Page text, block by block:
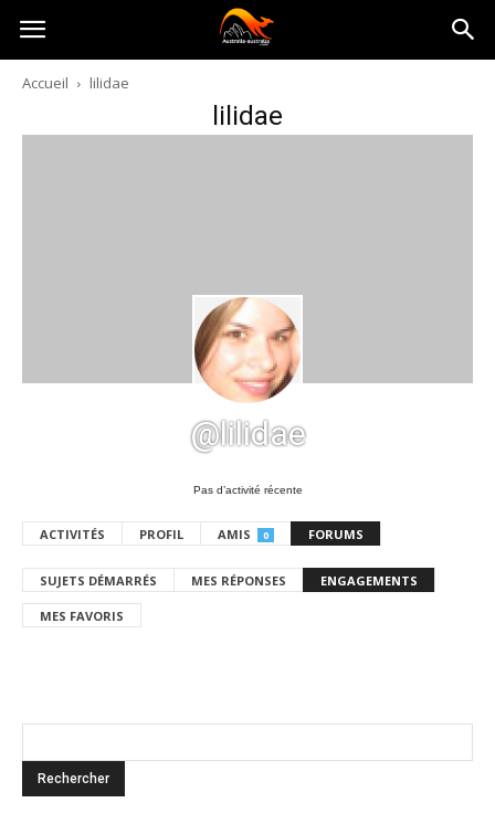
Australia-
australie.com
Accueil lilidae
lilidae
@lilidae
Pas d’activité récente
ACTIVITÉS PROFIL AMIS 0 FORUMS
SUJETS DÉMARRÉS MES RÉPONSES ENGAGEMENTS
MES FAVORIS